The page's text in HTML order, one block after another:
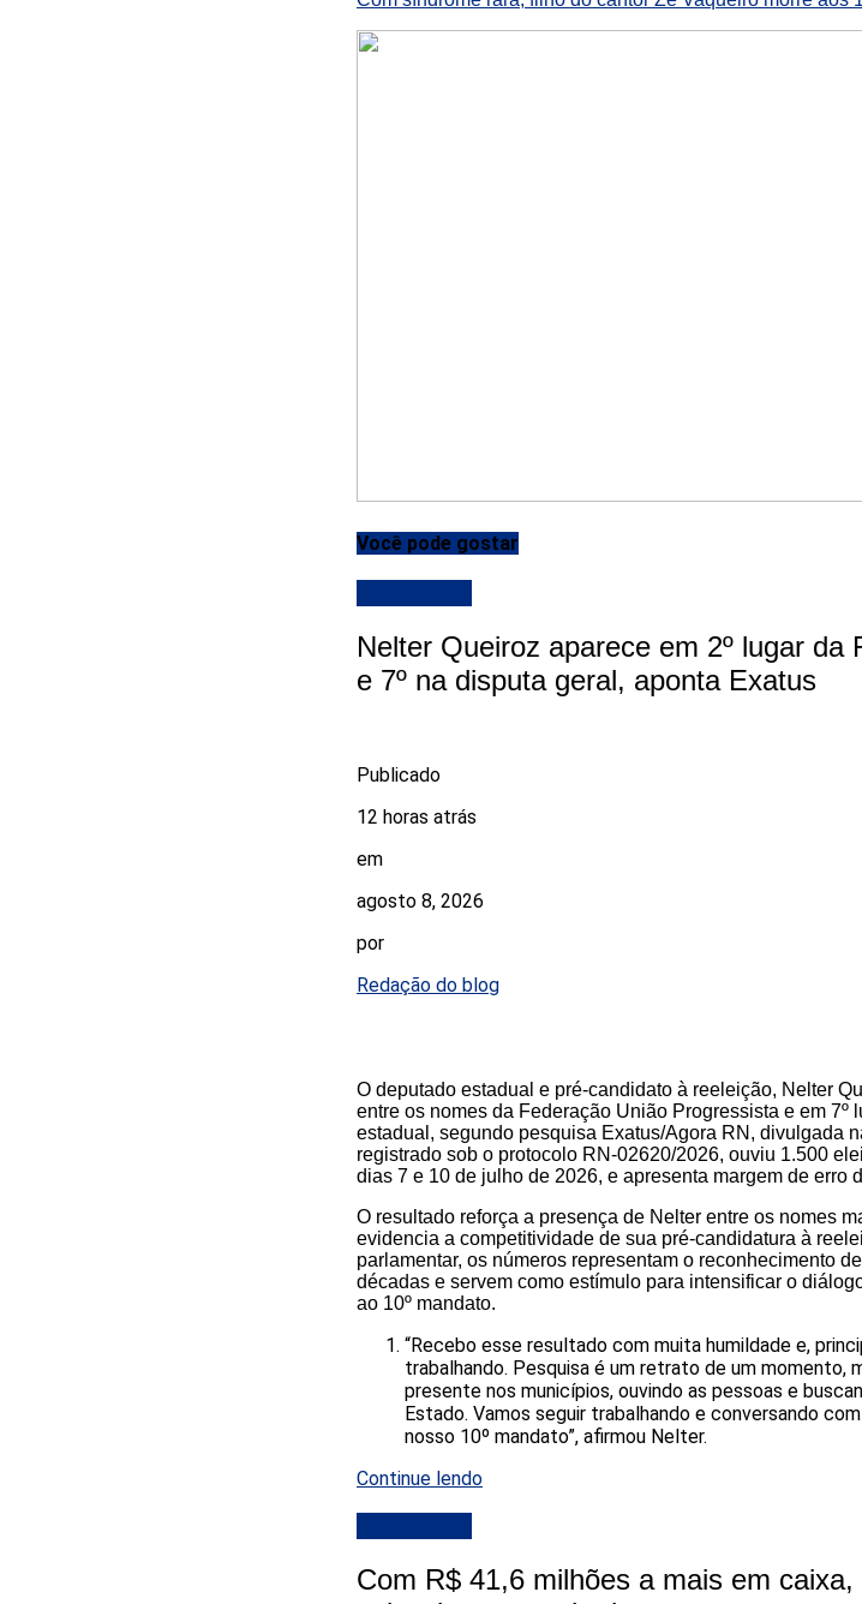
Você pode gostar
Nelter Queiroz aparece em 2º lugar
e 7º na disputa geral, aponta Exatus
Publicado
12 horas atrás
em
agosto 8, 2026
por
Redação do blog
O deputado estadual e pré-candidato à reeleição, Nelter
entre os nomes da Federação União Progressista e em
estadual, segundo pesquisa Exatus/Agora RN, divulgada
registrado sob o protocolo RN-02620/2026, ouviu 1.500
dias 7 e 10 de julho de 2026, e apresenta margem de erro
O resultado reforça a presença de Nelter entre os nomes
evidencia a competitividade de sua pré-candidatura à
parlamentar, os números representam o reconhecimento
décadas e servem como estímulo para intensificar o
ao 10º mandato.
“Recebo esse resultado com muita humildade e,
trabalhando. Pesquisa é um retrato de um momento,
presente nos municípios, ouvindo as pessoas e
Estado. Vamos seguir trabalhando e conversando
nosso 10º mandato”, afirmou Nelter.
Continue lendo
Com R$ 41,6 milhões a mais em